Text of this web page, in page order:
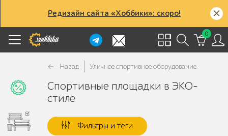
Редизайн сайта «Хоббики»: скоро!
0
Назад Уличное спортивное оборудование
Спортивные площадки в ЭКО-
стиле
Фильтры и теги